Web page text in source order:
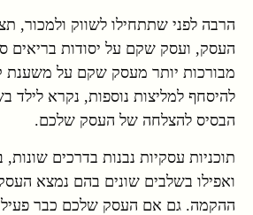
הרבה לפני שתתחילו לשווק ולמכור,
העסק, ועסק שקם על יסודות בריאים
מבורכות יותר מעסק שקם על משענת
להיסחף למליצות נוספות, נקרא לילד
הבסיס להצלחה של העסק שלכם.
תוכניות עסקיות נבנות בדרכים שונות,
ואפילו בשלבים שונים בהם נמצא
ההקמה. גם אם העסק שלכם כבר פעיל